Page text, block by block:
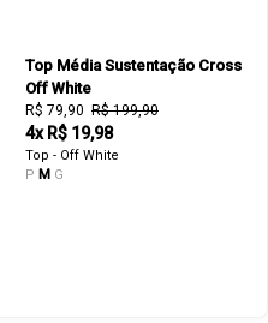
Top Média Sustentação Cross
Off White
R$ 79,90 R$ 199,90
4x R$ 19,98
Top - Off White
P M G